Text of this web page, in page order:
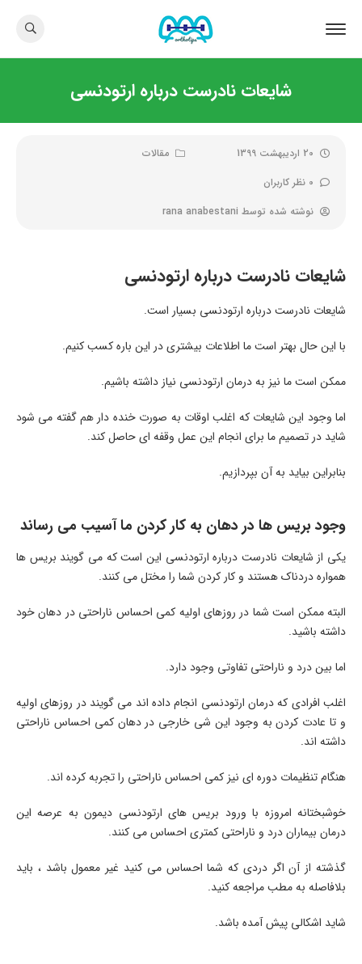
شایعات نادرست درباره ارتودنسی
20 اردیبهشت 1399
مقالات
0 نظر کاربران
نوشته شده توسط rana anabestani
شایعات نادرست درباره ارتودنسی
شایعات نادرست درباره ارتودنسی بسیار است.
با این حال بهتر است ما اطلاعات بیشتری در این باره کسب کنیم.
ممکن است ما نیز به درمان ارتودنسی نیاز داشته باشیم.
اما وجود این شایعات که اغلب اوقات به صورت خنده دار هم گفته می شود
شاید در تصمیم ما برای انجام این عمل وقفه ای حاصل کند.
بنابراین بیاید به آن بپردازیم.
وجود بریس ها در دهان به کار کردن ما آسیب می رساند
یکی از شایعات نادرست درباره ارتودنسی این است که می گویند بریس ها
همواره دردناک هستند و کار کردن شما را مختل می کنند.
البته ممکن است شما در روزهای اولیه کمی احساس ناراحتی در دهان خود
داشته باشید.
اما بین درد و ناراحتی تفاوتی وجود دارد.
اغلب افرادی که درمان ارتودنسی انجام داده اند می گویند در روزهای اولیه
و تا عادت کردن به وجود این شی خارجی در دهان کمی احساس ناراحتی
داشته اند.
هنگام تنظیمات دوره ای نیز کمی احساس ناراحتی را تجربه کرده اند.
خوشبختانه امروزه با ورود بریس های ارتودنسی دیمون به عرصه این
درمان بیماران درد و ناراحتی کمتری احساس می کنند.
گذشته از آن اگر دردی که شما احساس می کنید غیر معمول باشد ، باید
بلافاصله به مطب مراجعه کنید.
شاید اشکالی پیش آمده باشد.